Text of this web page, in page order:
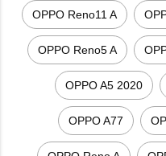
OPPO Reno11 A
OPPO Reno5 A
OPPO A5 2020
OPPO A77